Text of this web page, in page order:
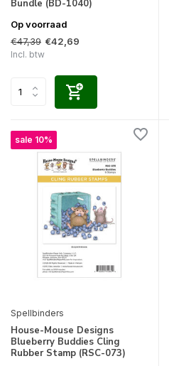
Bundle (BD-1040)
Op voorraad
€47,39 €42,69
Incl. btw
sale 10%
Spellbinders
House-Mouse Designs
Blueberry Buddies Cling
Rubber Stamp (RSC-073)